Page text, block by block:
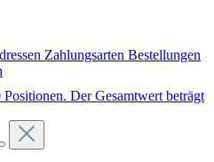
Zahlungsarten Bestellungen
Der Gesamtwert beträgt